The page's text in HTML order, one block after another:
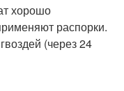
хорошо
распорки.
(через 24